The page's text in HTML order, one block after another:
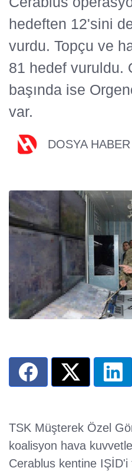
hedeften 12'sini
vurdu. Topçu ve
81 hedef vuruldu.
başında ise
var.
DOSYA HABER
TSK Müşterek Özel
koalisyon hava
Cerablus kentine